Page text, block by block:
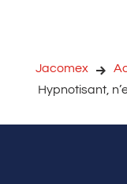
Jacomex
Hypnotisant,